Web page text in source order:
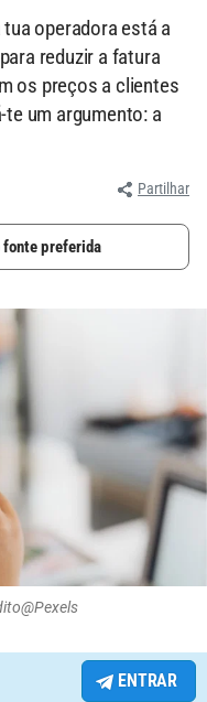
operadora está a
reduzir a fatura
os preços a clientes
um argumento: a
Partilhar
preferida
ENTRAR